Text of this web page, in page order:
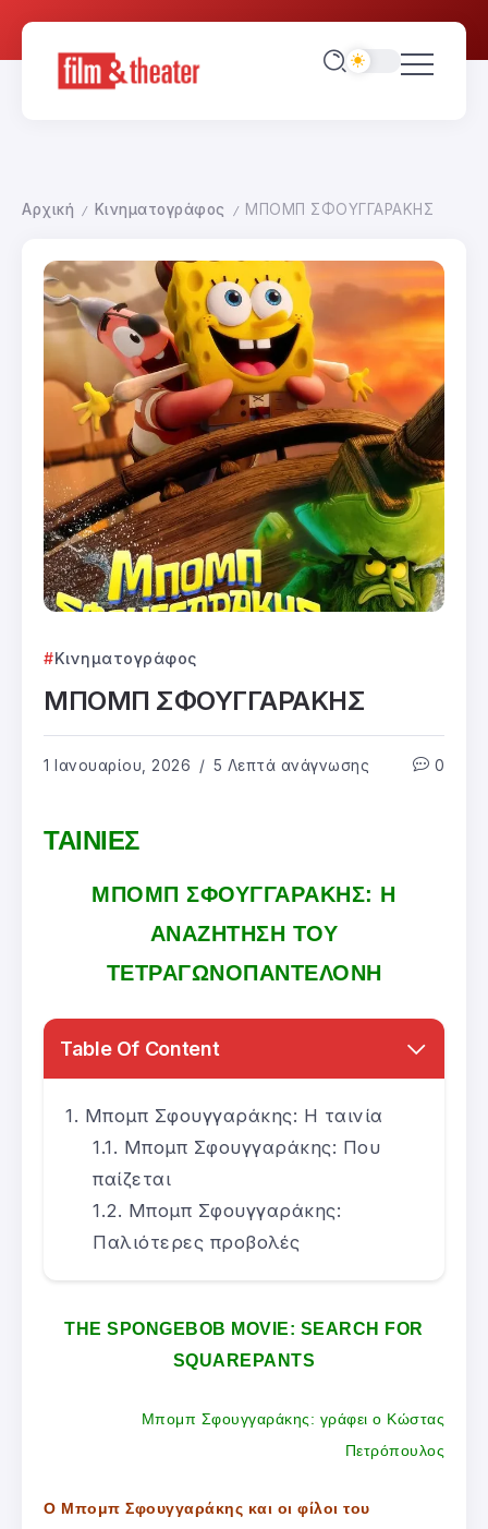
Αρχική / Κινηματογράφος / ΜΠΟΜΠ ΣΦΟΥΓΓΑΡΑΚΗΣ
Κινηματογράφος
ΜΠΟΜΠ ΣΦΟΥΓΓΑΡΑΚΗΣ
1 Ιανουαρίου, 2026 5 Λεπτά ανάγνωσης 0
ΤΑΙΝΙΕΣ
ΜΠΟΜΠ ΣΦΟΥΓΓΑΡΑΚΗΣ: Η
ΑΝΑΖΗΤΗΣΗ ΤΟΥ
ΤΕΤΡΑΓΩΝΟΠΑΝΤΕΛΟΝΗ
Table Of Content
Μπομπ Σφουγγαράκης: Η ταινία
Μπομπ Σφουγγαράκης: Που
παίζεται
Μπομπ Σφουγγαράκης:
Παλιότερες προβολές
THE SPONGEBOB MOVIE: SEARCH FOR
SQUAREPANTS
Μπομπ Σφουγγαράκης: γράφει ο Κώστας
Πετρόπουλος
Ο Μπομπ Σφουγγαράκης και οι φίλοι του